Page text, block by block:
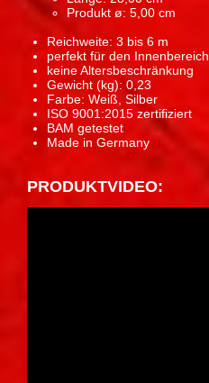
Produkt ø: 5,00 cm
Reichweite: 3 bis 6 m
perfekt für den Innenbereich
keine Altersbeschränkung
Gewicht (kg): 0,23
Farbe: Weiß, Silber
ISO 9001:2015 zertifiziert
BAM getestet
Made in Germany
PRODUKTVIDEO: